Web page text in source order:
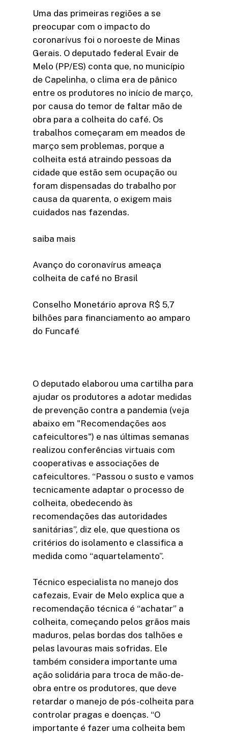
Uma das primeiras regiões a se
preocupar com o impacto do
coronarívus foi o noroeste de Minas
Gerais. O deputado federal Evair de
Melo (PP/ES) conta que, no município
de Capelinha, o clima era de pânico
entre os produtores no início de março,
por causa do temor de faltar mão de
obra para a colheita do café. Os
trabalhos começaram em meados de
março sem problemas, porque a
colheita está atraindo pessoas da
cidade que estão sem ocupação ou
foram dispensadas do trabalho por
causa da quarenta, o exigem mais
cuidados nas fazendas.
saiba mais
Avanço do coronavírus ameaça
colheita de café no Brasil
Conselho Monetário aprova R$ 5,7
bilhões para financiamento ao amparo
do Funcafé
O deputado elaborou uma cartilha para
ajudar os produtores a adotar medidas
de prevenção contra a pandemia (veja
abaixo em "Recomendações aos
cafeicultores") e nas últimas semanas
realizou conferências virtuais com
cooperativas e associações de
cafeicultores. “Passou o susto e vamos
tecnicamente adaptar o processo de
colheita, obedecendo às
recomendações das autoridades
sanitárias”, diz ele, que questiona os
critérios do isolamento e classifica a
medida como “aquartelamento”.
Técnico especialista no manejo dos
cafezais, Evair de Melo explica que a
recomendação técnica é “achatar” a
colheita, começando pelos grãos mais
maduros, pelas bordas dos talhões e
pelas lavouras mais sofridas. Ele
também considera importante uma
ação solidária para troca de mão-de-
obra entre os produtores, que deve
retardar o manejo de pós-colheita para
controlar pragas e doenças. “O
importante é fazer uma colheita bem